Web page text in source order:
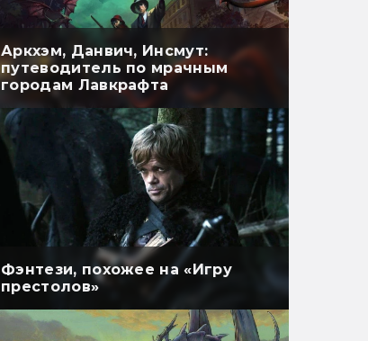
Аркхэм, Данвич, Инсмут:
путеводитель по мрачным
городам Лавкрафта
Фэнтези, похожее на «Игру
престолов»